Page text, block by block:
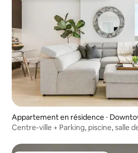
Appartement en résidence ⋅
ver
Centre-ville + Parking, piscine, salle